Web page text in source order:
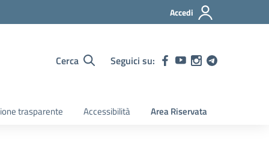
Accedi
Cerca Seguici su:
trasparente Accessibilità Area Riservata